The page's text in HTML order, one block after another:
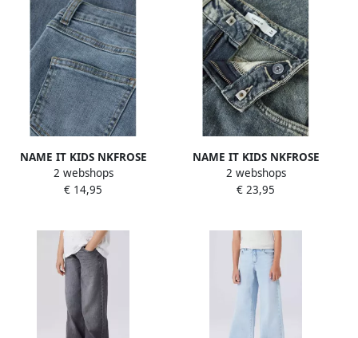
NAME IT KIDS NKFROSE
wide leg jeans
middenblauw
2 webshops
€ 14,95
NAME IT KIDS NKFROSE
wide leg ripped jeans met
slijtage mediumblauw
2 webshops
€ 23,95